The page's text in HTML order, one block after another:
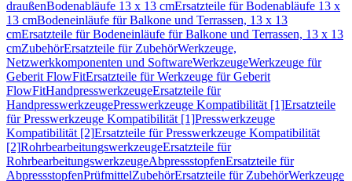
draußenBodenabläufe 13 x 13 cmErsatzteile für Bodenabläufe 13 x
13 cmBodeneinläufe für Balkone und Terrassen, 13 x 13
cmErsatzteile für Bodeneinläufe für Balkone und Terrassen, 13 x 13
cmZubehörErsatzteile für ZubehörWerkzeuge,
Netzwerkkomponenten und SoftwareWerkzeugeWerkzeuge für
Geberit FlowFitErsatzteile für Werkzeuge für Geberit
FlowFitHandpresswerkzeugeErsatzteile für
HandpresswerkzeugePresswerkzeuge Kompatibilität [1]Ersatzteile
für Presswerkzeuge Kompatibilität [1]Presswerkzeuge
Kompatibilität [2]Ersatzteile für Presswerkzeuge Kompatibilität
[2]RohrbearbeitungswerkzeugeErsatzteile für
RohrbearbeitungswerkzeugeAbpressstopfenErsatzteile für
AbpressstopfenPrüfmittelZubehörErsatzteile für ZubehörWerkzeuge